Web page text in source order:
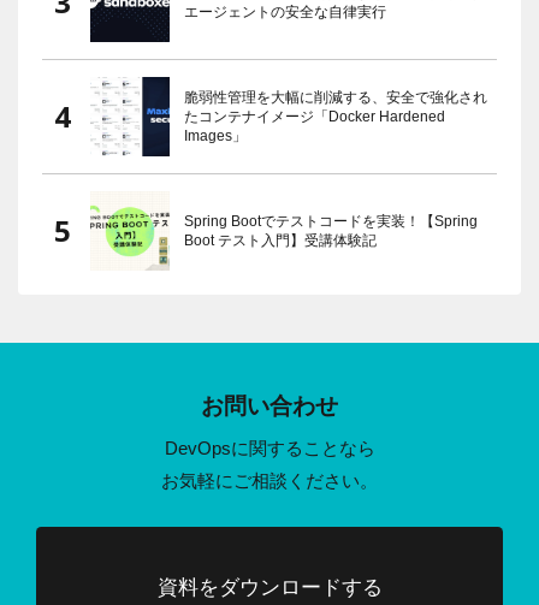
エージェントの安全な自律実行
脆弱性管理を大幅に削減する、安全で強化され
たコンテナイメージ「Docker Hardened
Images」
Spring Bootでテストコードを実装！【Spring
Boot テスト入門】受講体験記
お問い合わせ
DevOpsに関することなら
お気軽にご相談ください。
資料をダウンロードする